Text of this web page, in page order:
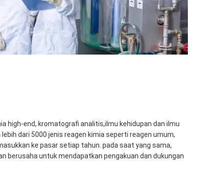
high-end, kromatografi analitis,ilmu kehidupan dan ilmu
dari 5000 jenis reagen kimia seperti reagen umum,
ke pasar setiap tahun. pada saat yang sama,
berusaha untuk mendapatkan pengakuan dan dukungan